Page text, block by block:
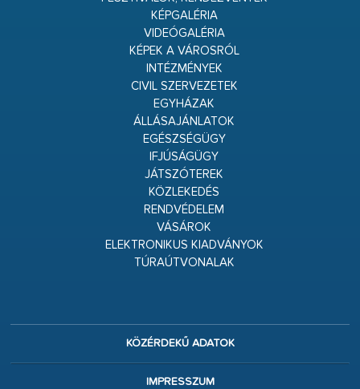
KÉPGALÉRIA
VIDEÓGALÉRIA
KÉPEK A VÁROSRÓL
INTÉZMÉNYEK
CIVIL SZERVEZETEK
EGYHÁZAK
ÁLLÁSAJÁNLATOK
EGÉSZSÉGÜGY
IFJÚSÁGÜGY
JÁTSZÓTEREK
KÖZLEKEDÉS
RENDVÉDELEM
VÁSÁROK
ELEKTRONIKUS KIADVÁNYOK
TÚRAÚTVONALAK
KÖZÉRDEKŰ ADATOK
IMPRESSZUM